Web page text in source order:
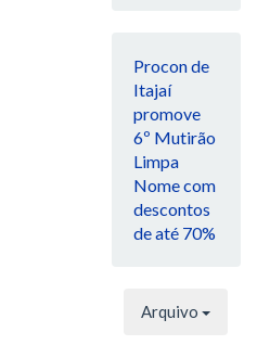
Procon de
Itajaí
promove
6º Mutirão
Limpa
Nome com
descontos
de até 70%
Arquivo